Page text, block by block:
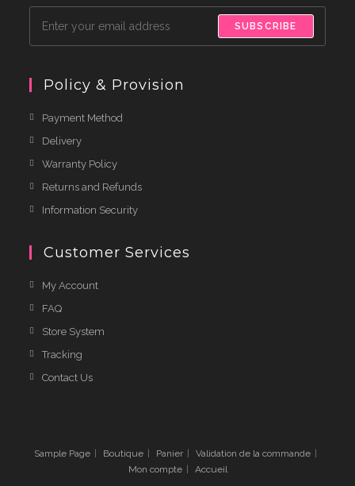
SUBSCRIBE
Policy & Provision
Payment Method
Delivery
Warranty Policy
Returns and Refunds
Information Security
Customer Services
My Account
FAQ
Store System
Tracking
Contact Us
Sample Page Boutique Panier
Validation de la commande
Mon compte
Accueil